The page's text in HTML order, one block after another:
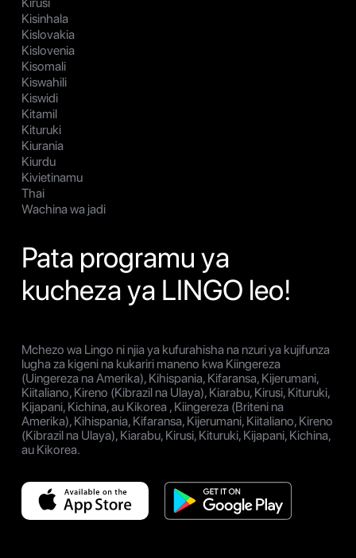
Kisinhala
Kislovakia
Kislovenia
Kisomali
Kiswahili
Kiswidi
Kitamil
Kituruki
Kiurania
Kiurdu
Kivietinamu
Thai
Wachina wa jadi
Pata programu ya
kucheza ya LINGO leo!
Mchezo wa Lingo ni njia ya kufurahisha na nzuri ya kujifunza
lugha za kigeni na kukariri maneno kwa Kiingereza
(Uingereza na Amerika), Kihispania, Kifaransa, Kijerumani,
Kiitaliano, Kireno (Kibrazil na Ulaya), Kiarabu, Kirusi, Kituruki,
Kijapani, Kichina, au Kikorea , Kiingereza (Briteni na
Amerika), Kihispania, Kifaransa, Kijerumani, Kiitaliano, Kireno
(Kibrazil na Ulaya), Kiarabu, Kirusi, Kituruki, Kijapani, Kichina,
au Kikorea.